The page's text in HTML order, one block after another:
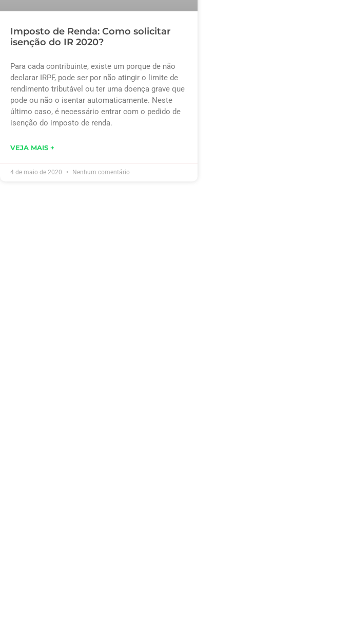
Imposto de Renda: Como solicitar
isenção do IR 2020?
Para cada contribuinte, existe um porque de não
declarar IRPF, pode ser por não atingir o limite de
rendimento tributável ou ter uma doença grave que
pode ou não o isentar automaticamente. Neste
último caso, é necessário entrar com o pedido de
isenção do imposto de renda.
VEJA MAIS +
4 de maio de 2020 Nenhum comentário